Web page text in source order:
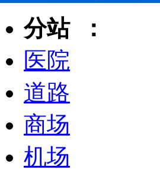
分站 ：
医院
道路
商场
机场